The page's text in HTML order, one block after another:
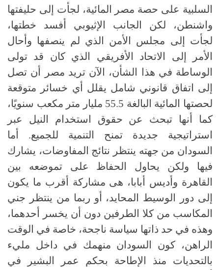
السلبية على حصة مصر المائية، لجأت إلى حليفتها
واشنطن، لكن الجانب الإثيوبي أفسد خطتها،
لجأت إلى مجلس الأمن الذي لم ينصفها وأحال
الأمر إلى الاتحاد الأفريقي الذي كان قد تولى
الوساطة في هذا الشأن، الآن تريد مصر أن تصل
إلى اتفاق قانوني شامل يقلل أي خسائر متوقعة
لحصتها المائية البالغة 55.5 مليار متر مكعب سنويًا،
كما أنها تبحث عن حقوق استخدام النيل عبر
استراتيجية جديدة تمنح التنمية للجميع. أما
السودان من جهته ينتظر نتائج المفاوضات، يشارك
فيها ولكن يحاول الحفاظ على تموضعه بين
القاهرة وأديس أبابا، هى مشاركة أقرب ما يكون
إلى دور الوسيط المحايد، أو ربما من ينتظر جني
المكاسب من كلا الطرفين دون أن يخسر أحدهما،
وهذه في حد ذاتها سياسة ناجحة، خاصة في الوقت
الراهن، كون السودان منهمك في داخل مليء
بالتحديات منذ الإطاحة بحكم عمر البشير في